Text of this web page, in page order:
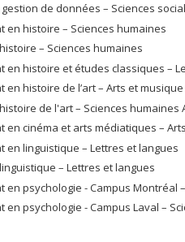
de données – Sciences
en histoire – Sciences humaines
– Sciences humaines
en histoire et études classiques –
en histoire de l’art – Arts et
de l'art – Sciences humaines
en cinéma et arts médiatiques –
en linguistique – Lettres et langues
– Lettres et langues
en psychologie - Campus Montréal
en psychologie - Campus Laval –